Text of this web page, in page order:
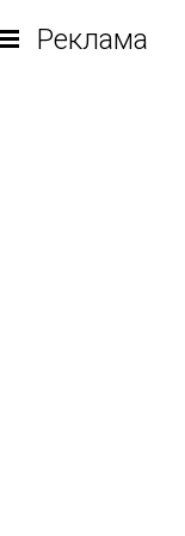
Реклама